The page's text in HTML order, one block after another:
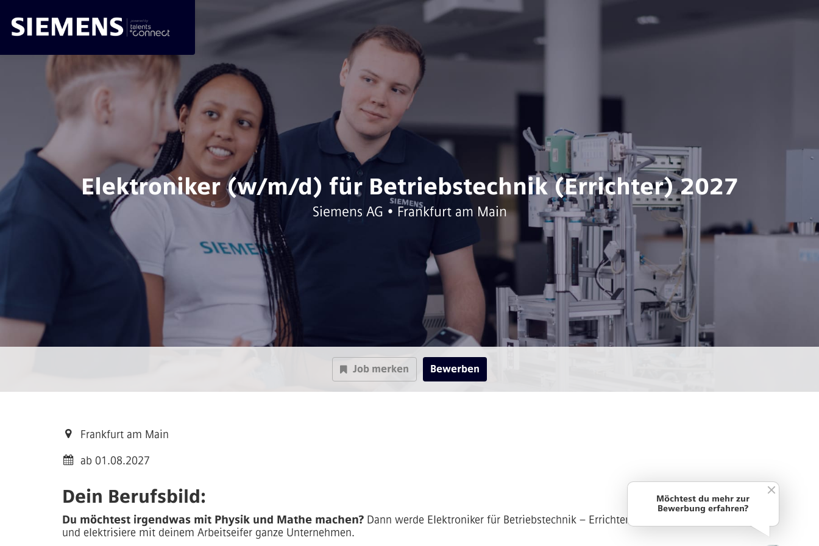
Elektroniker (w/m/d) für Betriebstechnik (Errichter) 2027
Siemens AG • Frankfurt am Main
Job merken Bewerben
Frankfurt am Main
ab 01.08.2027
Dein Berufsbild:
Du möchtest irgendwas mit Physik und Mathe machen? Dann werde Elektroniker für Betriebstechnik – Errichter (w/m/d) bei Siemens
und elektrisiere mit deinem Arbeitseifer ganze Unternehmen.
Möchtest du mehr zur
Bewerbung erfahren?